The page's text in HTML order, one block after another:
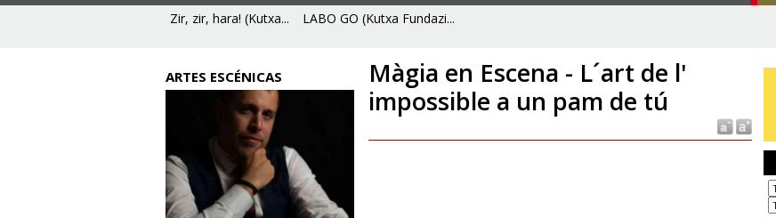
Zir, zir, hara! (Kutxa... LABO GO (Kutxa Fundazi...
ARTES ESCÉNICAS
Màgia en Escena - L´art de l'
impossible a un pam de tú